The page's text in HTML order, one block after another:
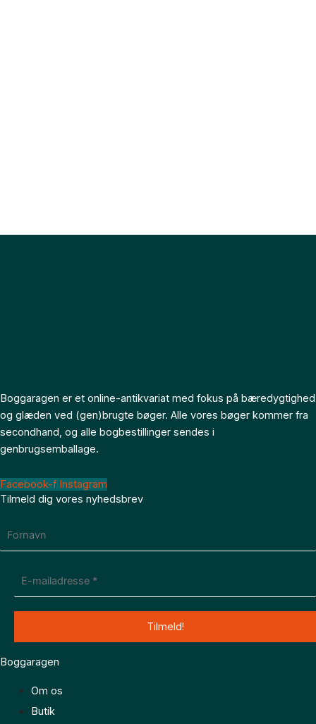
Boggaragen er et online-antikvariat med fokus på bæredygtighed
og glæden ved (gen)brugte bøger. Alle vores bøger kommer fra
secondhand, og alle bogbestillinger sendes i
genbrugsemballage.
Facebook-f Instagram
Tilmeld dig vores nyhedsbrev
Boggaragen
Om os
Butik